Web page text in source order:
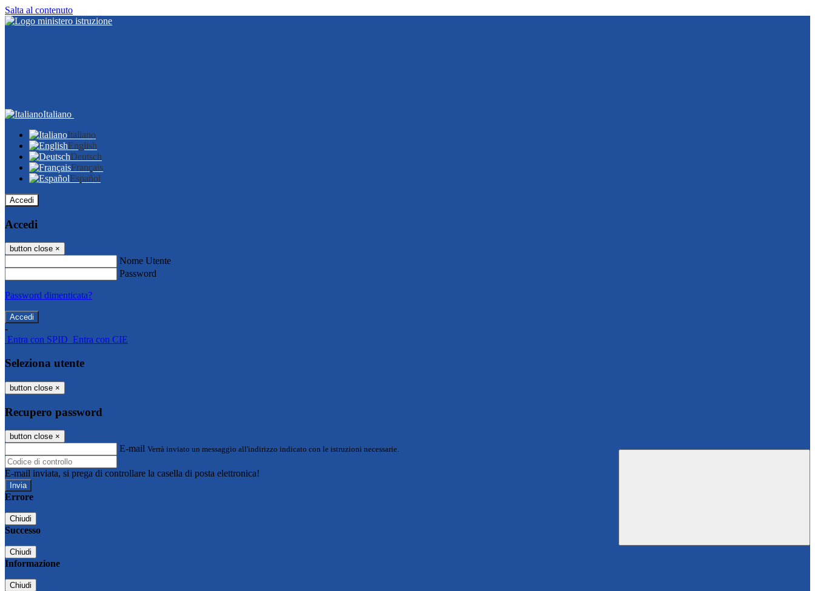
Salta al contenuto
Italiano
Italiano
English
Deutsch
Français
Español
Accedi
Accedi
button close ×
Nome Utente
Password
Password dimenticata?
-
Entra con SPID Entra con CIE
Seleziona utente
button close ×
Recupero password
button close ×
E-mail Verrà inviato un messaggio all'indirizzo indicato con le istruzioni necessarie.
E-mail inviata, si prega di controllare la casella di posta elettronica!
Errore
Chiudi
Successo
Chiudi
Informazione
Chiudi